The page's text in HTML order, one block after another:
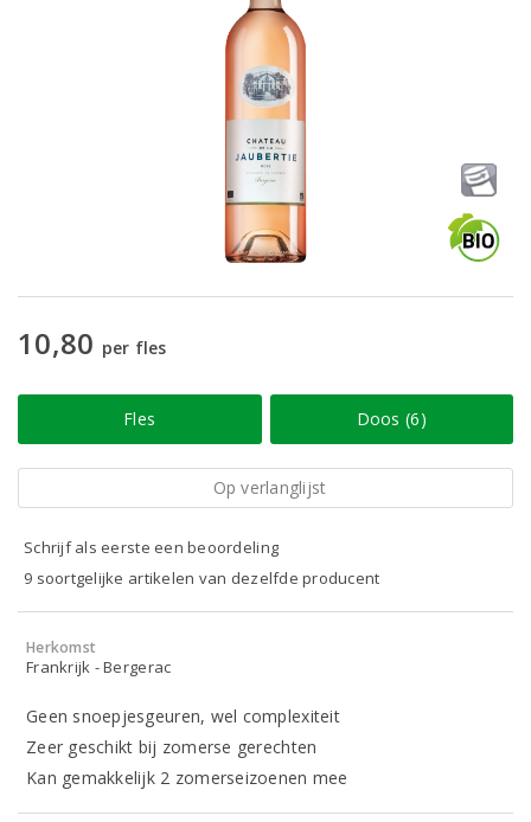
10,80 per fles
Fles Doos (6)
Op verlanglijst
Schrijf als eerste een beoordeling
9 soortgelijke artikelen van dezelfde producent
Herkomst
Frankrijk - Bergerac
Geen snoepjesgeuren, wel complexiteit
Zeer geschikt bij zomerse gerechten
Kan gemakkelijk 2 zomerseizoenen mee